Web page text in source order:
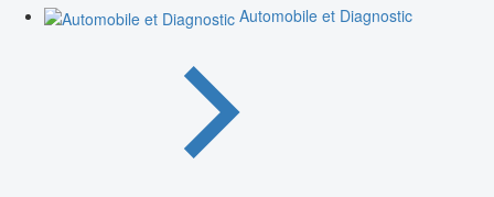
Automobile et Diagnostic